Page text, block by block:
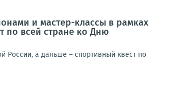
и мастер-классы в рамках
по всей стране ко Дню
России, а дальше – спортивный квест по